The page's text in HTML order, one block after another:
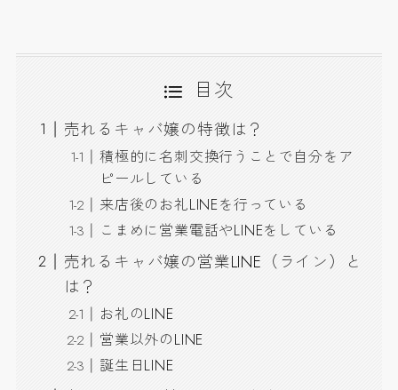
目次
売れるキャバ嬢の特徴は？
積極的に名刺交換行うことで自分をア
ピールしている
来店後のお礼LINEを行っている
こまめに営業電話やLINEをしている
売れるキャバ嬢の営業LINE（ライン）と
は？
お礼のLINE
営業以外のLINE
誕生日LINE